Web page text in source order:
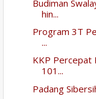
Budiman
hin...
Program 3T
...
KKP Percepat
101...
Padang